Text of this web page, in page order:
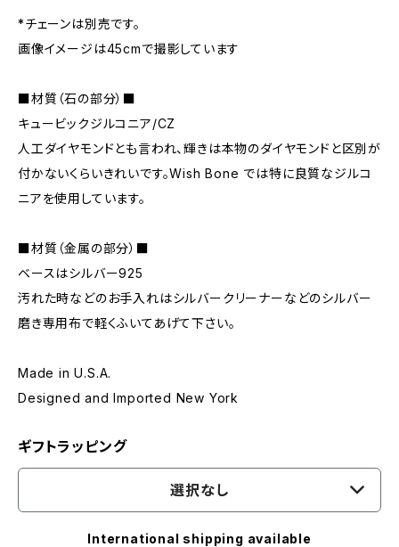
*チェーンは別売です。
画像イメージは45cmで撮影しています
■材質（石の部分）■
キュービックジルコニア/CZ
人工ダイヤモンドとも言われ、輝きは本物のダイヤモンドと区別が
付かないくらいきれいです。Wish Bone では特に良質なジルコ
ニアを使用しています。
■材質（金属の部分）■
ベースはシルバー925
汚れた時などのお手入れはシルバークリーナーなどのシルバー
磨き専用布で軽くふいてあげて下さい。
Made in U.S.A.
Designed and Imported New York
ギフトラッピング
選択なし
International shipping available